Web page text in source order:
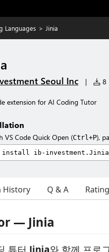
Languages > Jinia
Seoul Inc | 8
extension for AI Coding Tutor
VS Code Quick Open (Ctrl+P),
History Q & A
— Jinia